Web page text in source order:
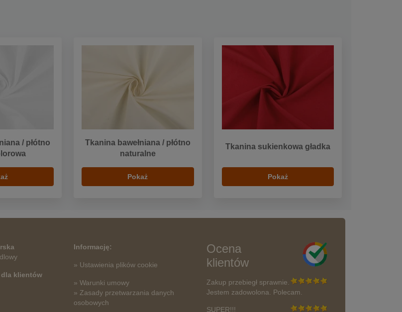
/ płótno
Tkanina bawełniana / płótno
naturalne
Pokaż
Tkanina sukienkowa gładka
Pokaż
klientów
Informację:
» Ustawienia plików cookie
» Warunki umowy
» Zasady przetwarzania danych
osobowych
Ocena
klientów
Zakup przebiegł sprawnie.
Jestem zadowolona. Polecam.
SUPER!!!